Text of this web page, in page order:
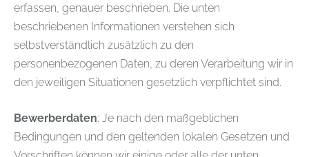
erfassen, genauer beschrieben. Die unten
beschriebenen Informationen verstehen sich
selbstverständlich zusätzlich zu den
personenbezogenen Daten, zu deren Verarbeitung wir in
den jeweiligen Situationen gesetzlich verpflichtet sind.
Bewerberdaten: Je nach den maßgeblichen
Bedingungen und den geltenden lokalen Gesetzen und